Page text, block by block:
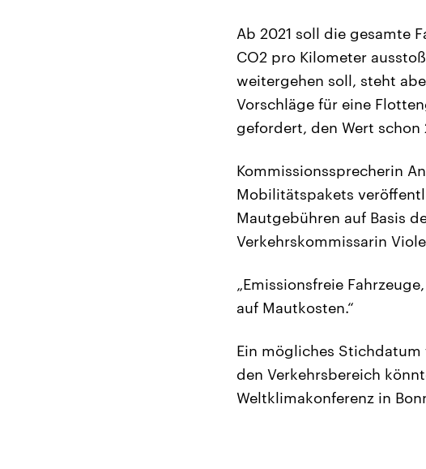
Ab 2021 soll die gesamte
CO2 pro Kilometer
weitergehen soll, steht
Vorschläge für eine
gefordert, den Wert
Kommissionssprecherin
Mobilitätspakets
Mautgebühren auf Basis
Verkehrskommissarin
„Emissionsfreie
auf Mautkosten.“
Ein mögliches
den Verkehrsbereich
Weltklimakonferenz in